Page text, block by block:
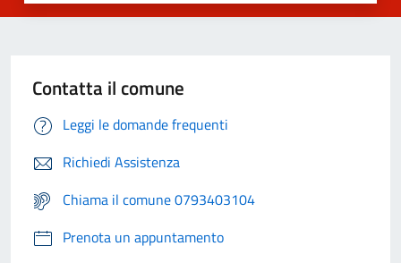
Contatta il comune
Leggi le domande frequenti
Richiedi Assistenza
Chiama il comune 0793403104
Prenota un appuntamento